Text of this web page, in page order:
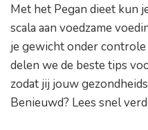
Met het Pegan dieet kun
scala aan voedzame
je gewicht onder
delen we de beste tips
zodat jij jouw
Benieuwd? Lees snel